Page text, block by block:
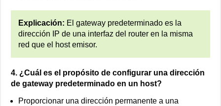
Explicación: El gateway predeterminado es la
dirección IP de una interfaz del router en la misma
red que el host emisor.
4. ¿Cuál es el propósito de configurar una dirección
de gateway predeterminado en un host?
Proporcionar una dirección permanente a una